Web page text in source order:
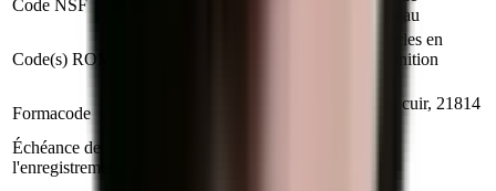
Code NSF
chaussures, articles de vêtements en peau
Code(s) ROME
H2401 : Assemblage - montage d''articles en
cuirs, peaux, H2414 : Préparation et finition
Formacode
21804 : Piquage cuir, 21803 : Collage cuir, 21814
Échéance de
l'enregistrement